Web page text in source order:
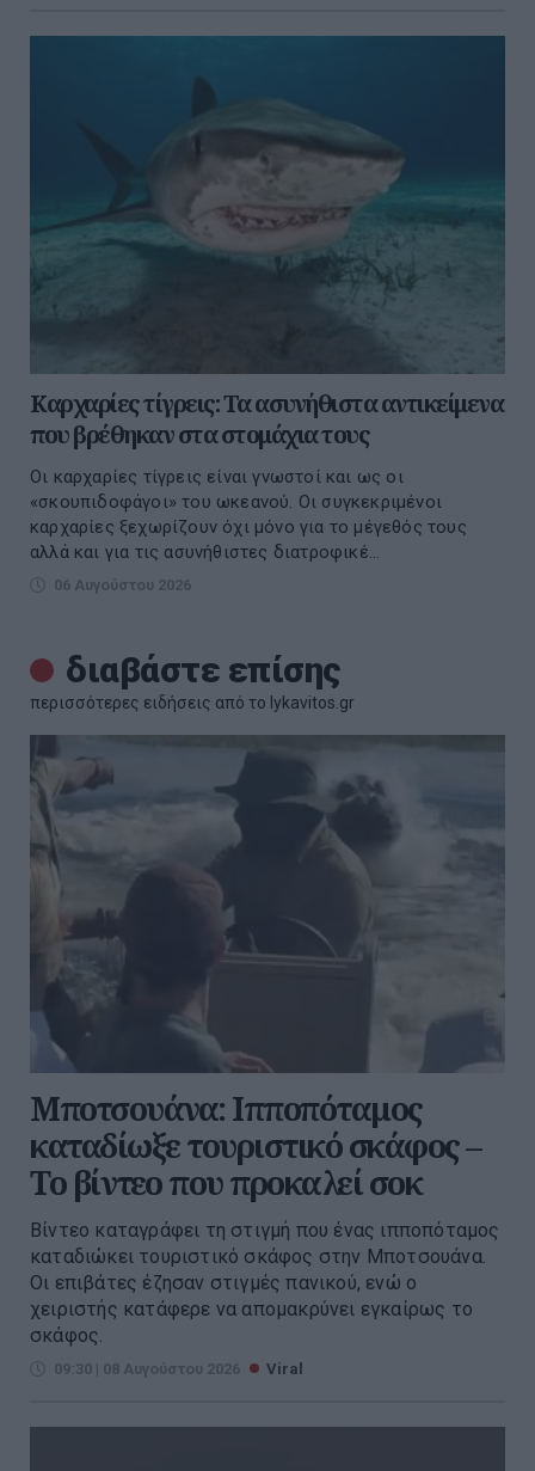
Καρχαρίες τίγρεις: Τα ασυνήθιστα αντικείμενα
που βρέθηκαν στα στομάχια τους
Οι καρχαρίες τίγρεις είναι γνωστοί και ως οι
«σκουπιδοφάγοι» του ωκεανού. Οι συγκεκριμένοι
καρχαρίες ξεχωρίζουν όχι μόνο για το μέγεθός τους
αλλά και για τις ασυνήθιστες διατροφικέ...
06 Αυγούστου 2026
διαβάστε επίσης
περισσότερες ειδήσεις από το lykavitos.gr
Μποτσουάνα: Ιπποπόταμος
καταδίωξε τουριστικό σκάφος –
Το βίντεο που προκαλεί σοκ
Βίντεο καταγράφει τη στιγμή που ένας ιπποπόταμος
καταδιώκει τουριστικό σκάφος στην Μποτσουάνα.
Οι επιβάτες έζησαν στιγμές πανικού, ενώ ο
χειριστής κατάφερε να απομακρύνει εγκαίρως το
σκάφος.
09:30 | 08 Αυγούστου 2026 Viral